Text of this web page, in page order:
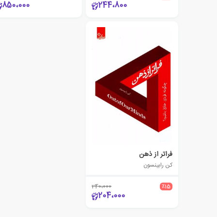
244،800 850،000
فراتر از ذهن
کن رابینسون
٪15 240،000
204،000